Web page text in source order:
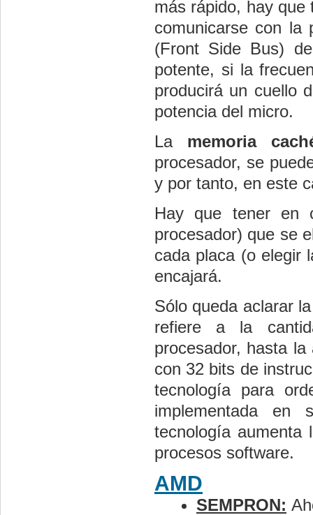
más rápido, hay que
comunicarse con
(Front Side Bus)
potente, si la
producirá un cuello
potencia del micro.
La memoria
procesador, se
y por tanto, en este
Hay que tener en
procesador) que se
cada placa (o elegir
encajará.
Sólo queda aclarar
refiere a la
procesador, hasta
con 32 bits de
tecnología para
implementada en
tecnología aumenta
procesos software.
AMD
SEMPRON: